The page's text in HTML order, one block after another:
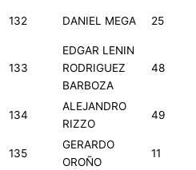
132 DANIEL MEGA 25
133
EDGAR LENIN
RODRIGUEZ
BARBOZA
48
134
ALEJANDRO
RIZZO
49
135
GERARDO
OROÑO
11